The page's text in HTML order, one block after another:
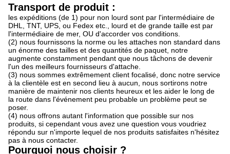
Transport de produit :
les expéditions (de 1) pour non lourd sont par l'intermédiaire de
DHL, TNT, UPS, ou Fedex etc., lourd et de grande taille est par
l'intermédiaire de mer, OU d'accorder vos conditions.
(2) nous fournissons la norme ou les attaches non standard dans
un énorme des tailles et des quantités de paquet, notre
augmente constamment pendant que nous tâchons de devenir
l'un des meilleurs fournisseurs d'attache.
(3) nous sommes extrêmement client focalisé, donc notre service
à la clientèle est en second lieu à aucun, nous sortirons notre
manière de maintenir nos clients heureux et les aider le long de
la route dans l'événement peu probable un problème peut se
poser.
(4) nous offrons autant l'information que possible sur nos
produits, si cependant vous avez une question vous voudriez
répondu sur n'importe lequel de nos produits satisfaites n'hésitez
pas à nous contacter.
Pourquoi nous choisir ?